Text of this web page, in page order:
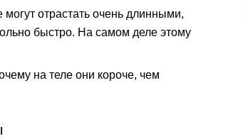
отрастать очень длинными,
быстро. На самом деле этому
на теле они короче, чем